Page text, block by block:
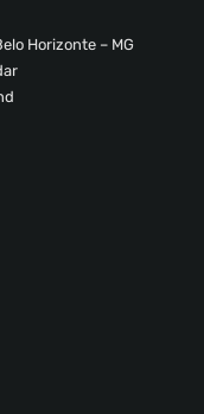
Horizonte – MG